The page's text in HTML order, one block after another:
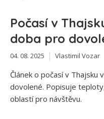
Počasí v
doba pro
04. 08. 2025 Vlastimil Vozar
Článek o počasí v Thajsku
dovolené. Popisuje
oblastí pro návštěvu.